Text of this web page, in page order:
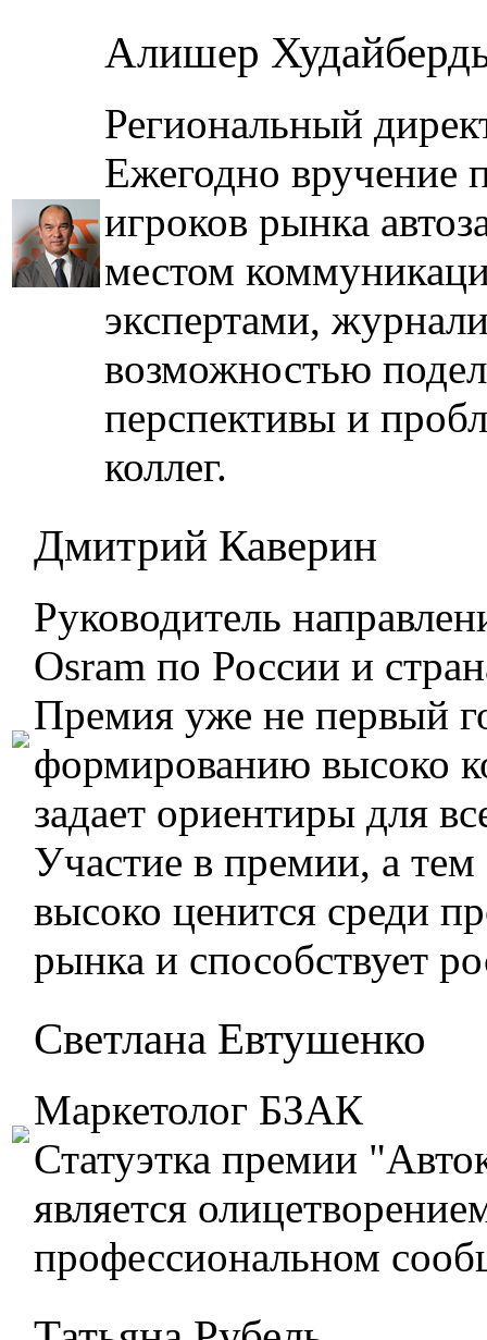
Алишер
Региональный
Ежегодно вручение
игроков рынка
местом
экспертами,
возможностью
перспективы и
коллег.
Дмитрий Каверин
Руководитель
Osram по России и
Премия уже не первый
формированию высоко
задает ориентиры для
Участие в премии, а
высоко ценится среди
рынка и способствует
Светлана Евтушенко
Маркетолог БЗАК
Статуэтка премии
является
профессиональном